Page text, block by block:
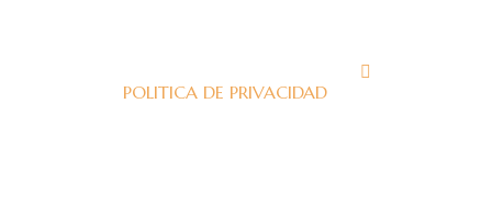
POLITICA DE PRIVACIDAD